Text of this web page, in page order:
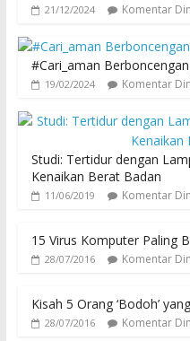
21/12/2024 Komentar
#Cari_aman
19/02/2024 Komentar
Studi: Tertidur dengan
Kenaikan Berat Badan
11/06/2019 Komentar
15 Virus Komputer Paling
28/07/2016 Komentar
Kisah 5 Orang ‘Bodoh’
28/07/2016 Komentar